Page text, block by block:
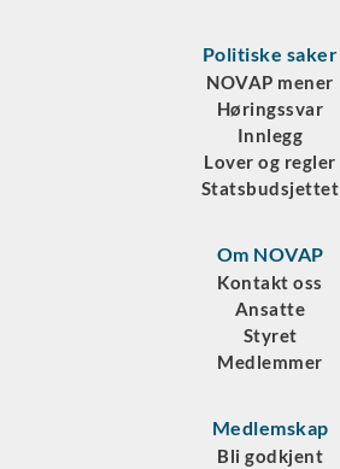
Politiske saker
NOVAP mener
Høringssvar
Innlegg
Lover og regler
Statsbudsjettet
Om NOVAP
Kontakt oss
Ansatte
Styret
Medlemmer
Medlemskap
Bli godkjent